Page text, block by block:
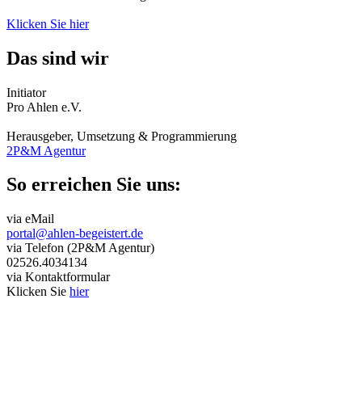
Klicken Sie hier
Das sind wir
Initiator
Pro Ahlen e.V.
Herausgeber, Umsetzung & Programmierung
2P&M Agentur
So erreichen Sie uns:
via eMail
portal@ahlen-begeistert.de
via Telefon (2P&M Agentur)
02526.4034134
via Kontaktformular
Klicken Sie hier